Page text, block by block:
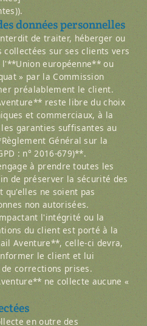
données personnelles
de traiter, héberger ou
sur ses clients vers
l'**Union européenne** ou
» par la Commission
préalablement le client.
reste libre du choix
et commerciaux, à la
garanties suffisantes au
Général sur la
: n° 2016-679)**.
à prendre toutes les
de préserver la sécurité des
ne soient pas
non autorisées.
l'intégrité ou la
du client est porté à la
Aventure**, celle-ci devra,
le client et lui
corrections prises.
ne collecte aucune «
en outre des